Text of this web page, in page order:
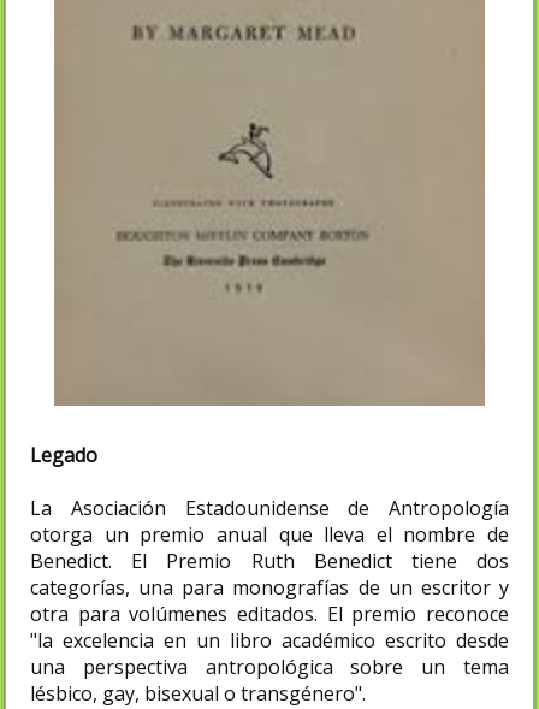
Legado
La Asociación Estadounidense de Antropología
otorga un premio anual que lleva el nombre de
Benedict. El Premio Ruth Benedict tiene dos
categorías, una para monografías de un escritor y
otra para volúmenes editados. El premio reconoce
"la excelencia en un libro académico escrito desde
una perspectiva antropológica sobre un tema
lésbico, gay, bisexual o transgénero".